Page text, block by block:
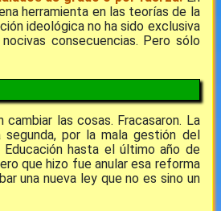
herramienta en las teorías de la
ideológica no ha sido exclusiva
consecuencias. Pero sólo
las cosas. Fracasaron. La
por la mala gestión del
hasta el último año de
que hizo fue anular esa reforma
una nueva ley que no es sino un